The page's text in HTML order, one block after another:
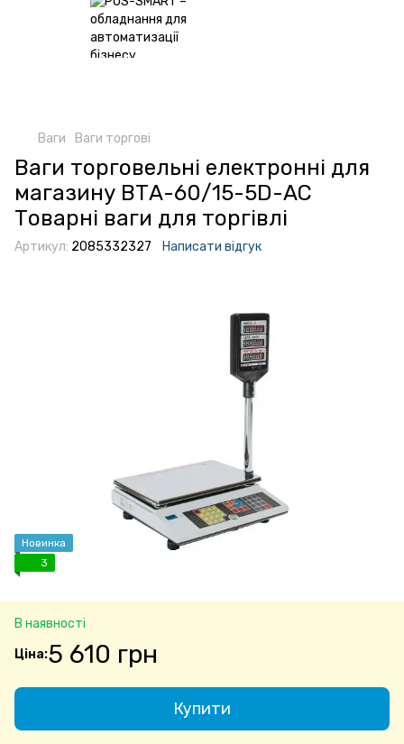
Ваги Ваги торгові
Ваги торговельні електронні для
магазину ВТА-60/15-5D-АС
Товарні ваги для торгівлі
Артикул: 2085332327 Написати відгук
Новинка
3
В наявності
5 610 грн
Купити